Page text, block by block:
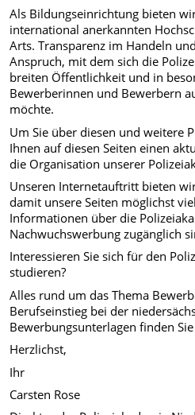
Als Bildungseinrichtung bieten
international anerkannten
Arts. Transparenz im Handeln
Anspruch, mit dem sich die
breiten Öffentlichkeit und in
Bewerberinnen und Bewerbern
möchte.
Um Sie über diesen und weitere
Ihnen auf diesen Seiten einen
die Organisation unserer
Unseren Internetauftritt bieten
damit unsere Seiten möglichst
Informationen über die
Nachwuchswerbung zugänglich
Interessieren Sie sich für den
studieren?
Alles rund um das Thema
Berufseinstieg bei der
Bewerbungsunterlagen finden Sie
Herzlichst,
Ihr
Carsten Rose